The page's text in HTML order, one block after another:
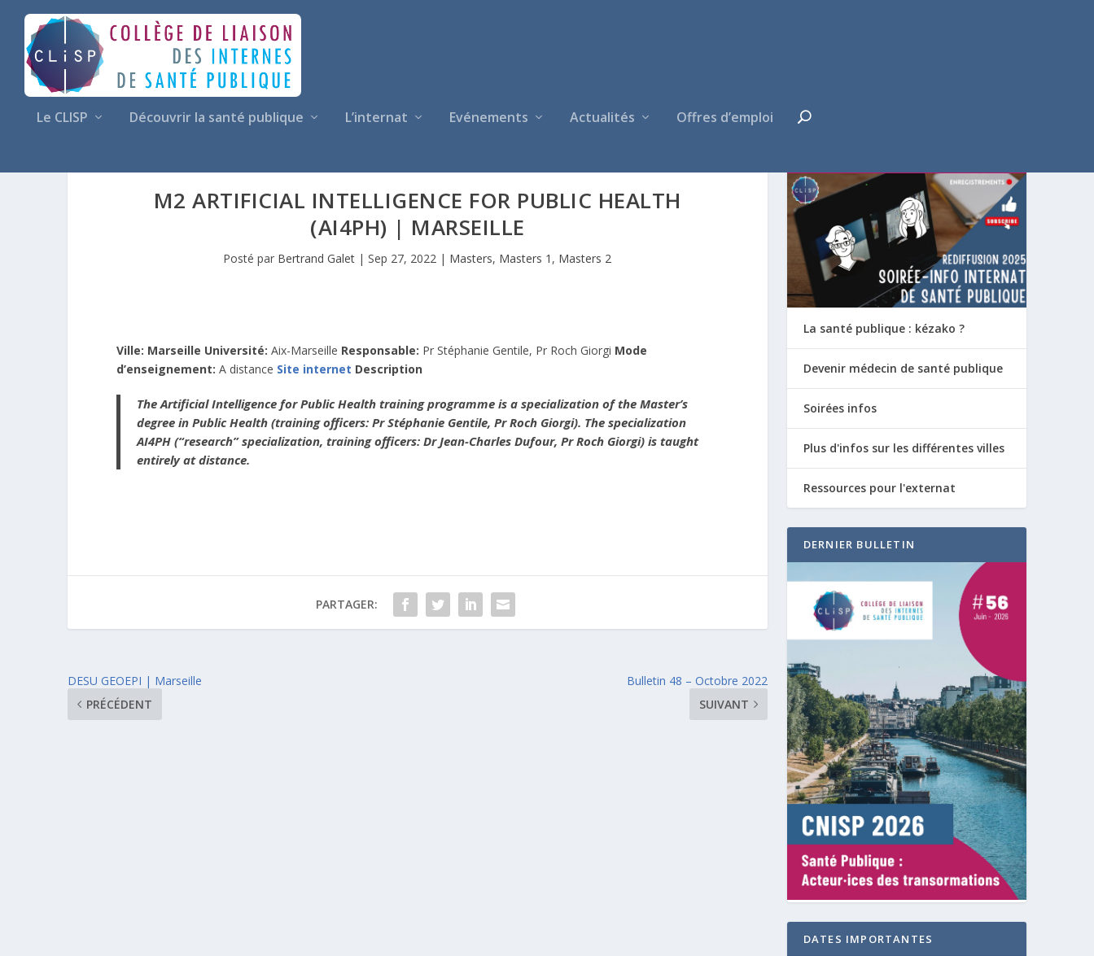
Le CLISP Découvrir la santé publique L’internat Evénements Actualités Offres d’emploi
M2 ARTIFICIAL INTELLIGENCE FOR PUBLIC HEALTH
(AI4PH) | MARSEILLE
Posté par Bertrand Galet |Sep 27, 2022 | Masters, Masters 1 , Masters 2
Ville: Marseille Université: Aix-Marseille Responsable: Pr Stéphanie Gentile, Pr Roch Giorgi Mode
d’enseignement: A distance Site internet Description
The Artificial Intelligence for Public Health training programme is a specialization of the Master’s
degree in Public Health (training officers: Pr Stéphanie Gentile, Pr Roch Giorgi). The specialization
AI4PH (“research” specialization, training officers: Dr Jean-Charles Dufour, Pr Roch Giorgi) is taught
entirely at distance.
PARTAGER:
DESU GEOEPI | Marseille
PRÉCÉDENT
Bulletin 48 – Octobre 2022
SUIVANT
La santé publique : kézako ?
Devenir médecin de santé publique
Soirées infos
Plus d'infos sur les différentes villes
Ressources pour l'externat
DERNIER BULLETIN
DATES IMPORTANTES